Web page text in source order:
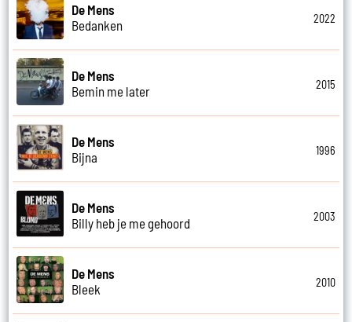
De Mens
Bedanken
2022
De Mens
Bemin me later
2015
De Mens
Bijna
1996
De Mens
Billy heb je me gehoord
2003
De Mens
Bleek
2010